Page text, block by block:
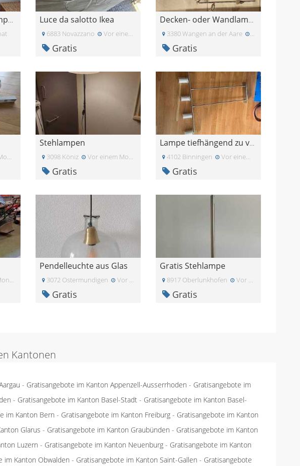
Nicht gebrauchte Lampe zu verschenken Luce da salotto Ikea
6883 Novazzano Vor einem Monat
Gratis
Decken- oder Wandlampe
3380 Wangen an der Aare Vor zwei Monaten
Gratis
Stehlampen
3098 Köniz Vor einem Monat
Gratis
Lampe tiefhängend zu verschenken
4102 Binningen Vor einem Monat
Gratis
Pendelleuchte aus Glas
3072 Ostermundigen Vor einem Monat
Gratis
Gratis Stehlampe
8917 Oberlunkhofen Vor zwei Monaten
Gratis
Kantonen
- Gratisangebote im Kanton Appenzell-Ausserrhoden - Gratisangebote im
- Gratisangebote im Kanton Basel-Stadt - Gratisangebote im Kanton Basel-
im Kanton Bern - Gratisangebote im Kanton Freiburg - Gratisangebote im Kanton
Glarus - Gratisangebote im Kanton Graubünden - Gratisangebote im Kanton
Luzern - Gratisangebote im Kanton Neuenburg - Gratisangebote im Kanton
im Kanton Obwalden - Gratisangebote im Kanton Saint-Gallen - Gratisangebote